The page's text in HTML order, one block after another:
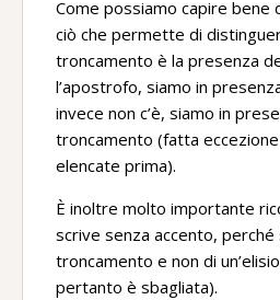
Come possiamo capire bene
ciò che permette di
troncamento è la presenza
l’apostrofo, siamo in
invece non c’è, siamo in
troncamento (fatta
elencate prima).
È inoltre molto importante
scrive senza accento,
troncamento e non di
pertanto è sbagliata).